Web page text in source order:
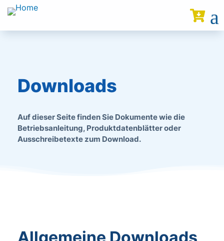
 a
Downloads
Auf dieser Seite finden Sie Dokumente wie die
Betriebsanleitung, Produktdatenblätter oder
Ausschreibetexte zum Download.